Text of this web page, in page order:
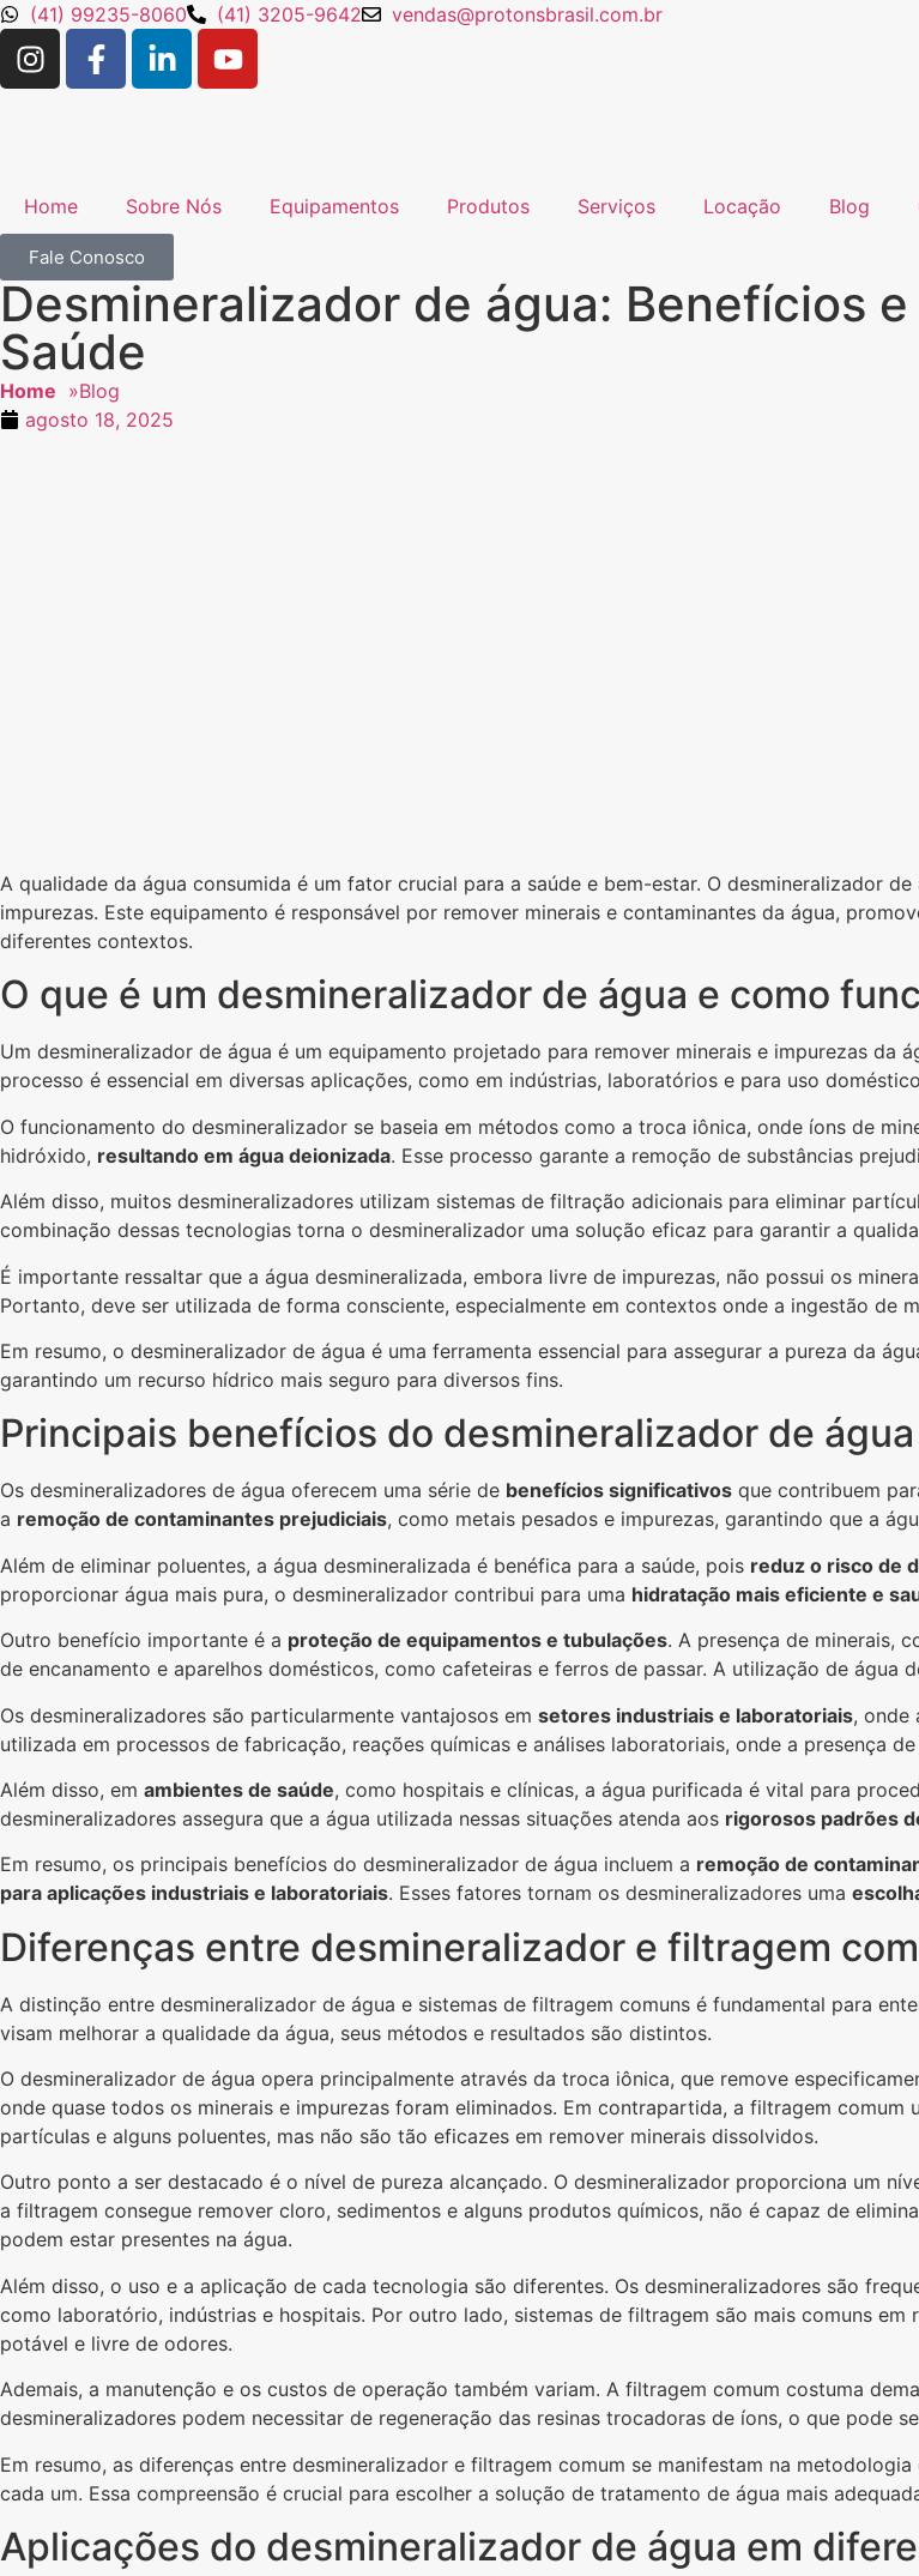
(41) 99235-8060 (41) 3205-9642 vendas@protonsbrasil.com.br
Home Sobre Nós Equipamentos Produtos Serviços Locação Blog
Fale Conosco
Desmineralizador de água: Benefícios
Saúde
Home »Blog
agosto 18, 2025
A qualidade da água consumida é um fator crucial para a saúde e bem-estar. O desmineralizador
impurezas. Este equipamento é responsável por remover minerais e contaminantes da água,
diferentes contextos.
O que é um desmineralizador de água e como
Um desmineralizador de água é um equipamento projetado para remover minerais e impurezas da
processo é essencial em diversas aplicações, como em indústrias, laboratórios e para uso
O funcionamento do desmineralizador se baseia em métodos como a troca iônica, onde íons de
hidróxido, resultando em água deionizada. Esse processo garante a remoção de substâncias
Além disso, muitos desmineralizadores utilizam sistemas de filtração adicionais para eliminar
combinação dessas tecnologias torna o desmineralizador uma solução eficaz para garantir a
É importante ressaltar que a água desmineralizada, embora livre de impurezas, não possui os
Portanto, deve ser utilizada de forma consciente, especialmente em contextos onde a ingestão de
Em resumo, o desmineralizador de água é uma ferramenta essencial para assegurar a pureza da
garantindo um recurso hídrico mais seguro para diversos fins.
Principais benefícios do desmineralizador de água
Os desmineralizadores de água oferecem uma série de benefícios significativos que contribuem
a remoção de contaminantes prejudiciais, como metais pesados e impurezas, garantindo que a
Além de eliminar poluentes, a água desmineralizada é benéfica para a saúde, pois reduz o risco de
proporcionar água mais pura, o desmineralizador contribui para uma hidratação mais eficiente e
Outro benefício importante é a proteção de equipamentos e tubulações. A presença de minerais,
de encanamento e aparelhos domésticos, como cafeteiras e ferros de passar. A utilização de água
Os desmineralizadores são particularmente vantajosos em setores industriais e laboratoriais, onde
utilizada em processos de fabricação, reações químicas e análises laboratoriais, onde a presença
Além disso, em ambientes de saúde, como hospitais e clínicas, a água purificada é vital para
desmineralizadores assegura que a água utilizada nessas situações atenda aos rigorosos padrões
Em resumo, os principais benefícios do desmineralizador de água incluem a remoção de
para aplicações industriais e laboratoriais. Esses fatores tornam os desmineralizadores uma
Diferenças entre desmineralizador e filtragem
A distinção entre desmineralizador de água e sistemas de filtragem comuns é fundamental para
visam melhorar a qualidade da água, seus métodos e resultados são distintos.
O desmineralizador de água opera principalmente através da troca iônica, que remove
onde quase todos os minerais e impurezas foram eliminados. Em contrapartida, a filtragem
partículas e alguns poluentes, mas não são tão eficazes em remover minerais dissolvidos.
Outro ponto a ser destacado é o nível de pureza alcançado. O desmineralizador proporciona um
a filtragem consegue remover cloro, sedimentos e alguns produtos químicos, não é capaz de
podem estar presentes na água.
Além disso, o uso e a aplicação de cada tecnologia são diferentes. Os desmineralizadores são
como laboratório, indústrias e hospitais. Por outro lado, sistemas de filtragem são mais comuns
potável e livre de odores.
Ademais, a manutenção e os custos de operação também variam. A filtragem comum costuma
desmineralizadores podem necessitar de regeneração das resinas trocadoras de íons, o que pode
Em resumo, as diferenças entre desmineralizador e filtragem comum se manifestam na
cada um. Essa compreensão é crucial para escolher a solução de tratamento de água mais
Aplicações do desmineralizador de água em